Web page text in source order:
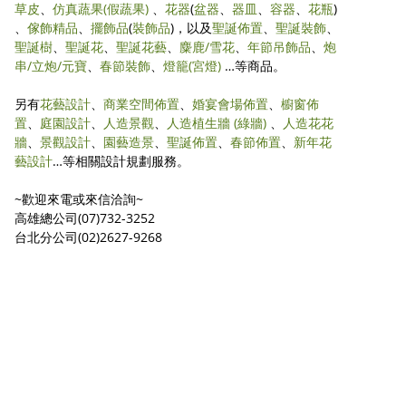
草皮、 仿真蔬果(假蔬果) 、 花器(盆器、 器皿、 容器、 花瓶)
、 傢飾精品、 擺飾品(裝飾品)，以及聖誕佈置、 聖誕裝飾、
聖誕樹、 聖誕花、 聖誕花藝、 麋鹿/雪花、 年節吊飾品、 炮
串/立炮/元寶、 春節裝飾、 燈籠(宮燈) …等商品。
另有花藝設計、 商業空間佈置、 婚宴會場佈置、 櫥窗佈
置、 庭園設計、 人造景觀、 人造植生牆 (綠牆) 、
人造花花
牆、 景觀設計、 園藝造景、 聖誕佈置、 春節佈置、 新年花
藝設計…等相關設計規劃服務。
~歡迎來電或來信洽詢~
高雄總公司(07)732-3252
台北分公司(02)2627-9268